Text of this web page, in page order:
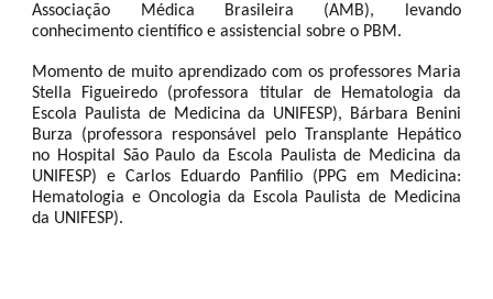
Associação Médica Brasileira (AMB), levando
conhecimento científico e assistencial sobre o PBM.
Momento de muito aprendizado com os professores Maria
Stella Figueiredo (professora titular de Hematologia da
Escola Paulista de Medicina da UNIFESP), Bárbara Benini
Burza (professora responsável pelo Transplante Hepático
no Hospital São Paulo da Escola Paulista de Medicina da
UNIFESP) e Carlos Eduardo Panfilio (PPG em Medicina:
Hematologia e Oncologia da Escola Paulista de Medicina
da UNIFESP).